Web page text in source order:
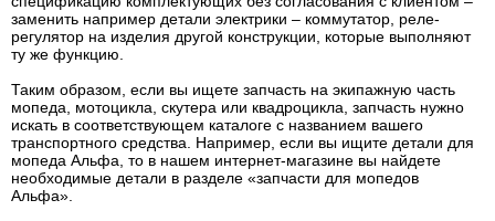
заменить например детали электрики – коммутатор, реле-
регулятор на изделия другой конструкции, которые выполняют
ту же функцию.
Таким образом, если вы ищете запчасть на экипажную часть
мопеда, мотоцикла, скутера или квадроцикла, запчасть нужно
искать в соответствующем каталоге с названием вашего
транспортного средства. Например, если вы ищите детали для
мопеда Альфа, то в нашем интернет-магазине вы найдете
необходимые детали в разделе «запчасти для мопедов
Альфа».